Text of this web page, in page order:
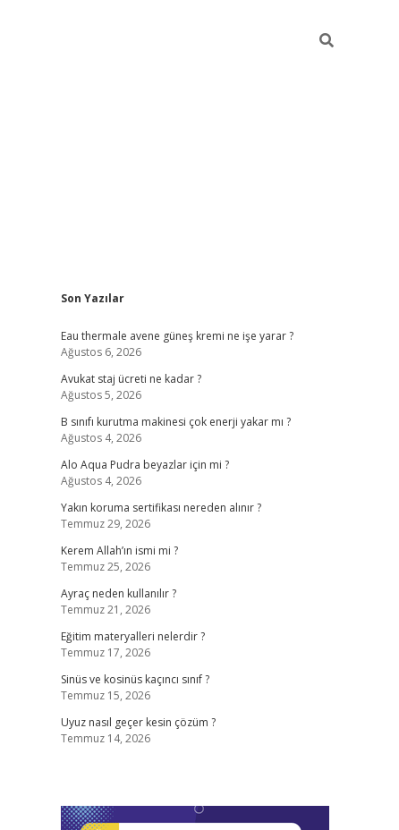
Sidebar
Son Yazılar
Eau thermale avene güneş kremi ne işe yarar ?
Ağustos 6, 2026
Avukat staj ücreti ne kadar ?
Ağustos 5, 2026
B sınıfı kurutma makinesi çok enerji yakar mı ?
Ağustos 4, 2026
Alo Aqua Pudra beyazlar için mi ?
Ağustos 4, 2026
Yakın koruma sertifikası nereden alınır ?
Temmuz 29, 2026
Kerem Allah’ın ismi mi ?
Temmuz 25, 2026
Ayraç neden kullanılır ?
Temmuz 21, 2026
Eğitim materyalleri nelerdir ?
Temmuz 17, 2026
Sinüs ve kosinüs kaçıncı sınıf ?
Temmuz 15, 2026
Uyuz nasıl geçer kesin çözüm ?
Temmuz 14, 2026